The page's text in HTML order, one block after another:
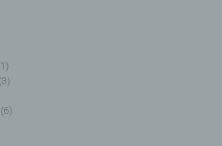
(3)
(6)
Artikel, die ein Kunde in den
gelegt hat, über ein Cookie.
Person kann die Setzung von
unsere Internetseite jederzeit
entsprechenden Einstellung des
verhindern und damit
von Cookies dauerhaft
Ferner können bereits gesetzte